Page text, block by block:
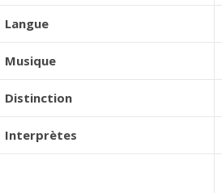
Langue
Musique
Distinction
Interprètes